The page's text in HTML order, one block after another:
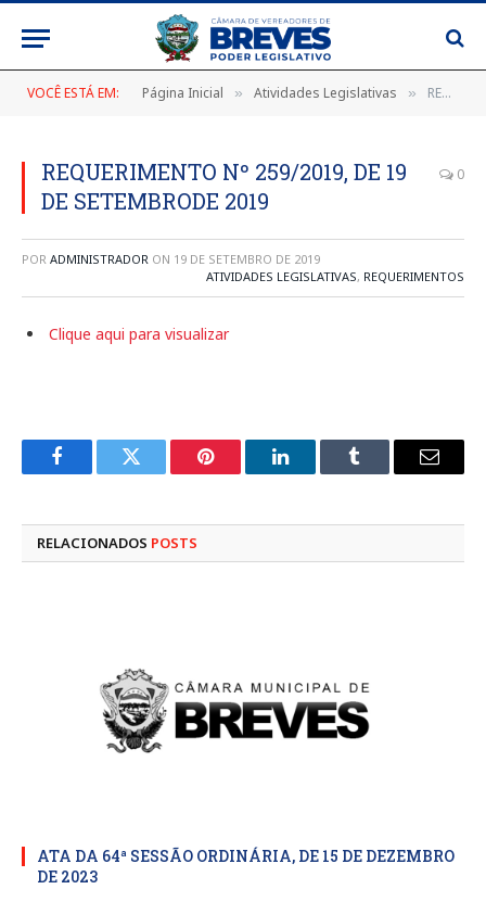
VOCÊ ESTÁ EM: Página Inicial » Atividades Legislativas » REQUERIMENTO Nº 259/2019, DE 19 DE SETEMBRODE 2019
REQUERIMENTO Nº 259/2019, DE 19
DE SETEMBRODE 2019
0
POR ADMINISTRADOR ON 19 DE SETEMBRO DE 2019
ATIVIDADES LEGISLATIVAS, REQUERIMENTOS
Clique aqui para visualizar
FacebookTwitter Pinterest LinkedInTumblr
E-
RELACIONADOS POSTS
ATA DA 64ª SESSÃO ORDINÁRIA, DE 15 DE DEZEMBRO
DE 2023